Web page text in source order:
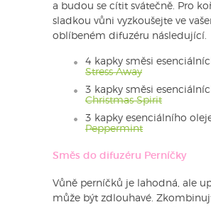
a budou se cítit svátečně. Pro
sladkou vůni vyzkoušejte ve
oblíbeném difuzéru následující.
4 kapky směsi
Stress Away
3 kapky směsi
Christmas Spirit
3 kapky esenciálního
Peppermint
Směs do difuzéru Perníčky
Vůně perníčků je lahodná, ale
může být zdlouhavé.